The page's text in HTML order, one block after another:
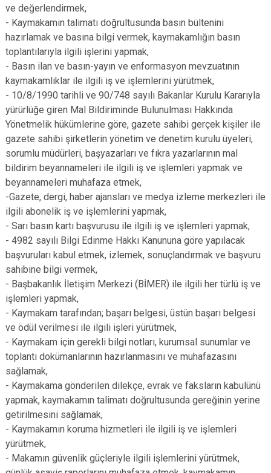
ve değerlendirmek,
- Kaymakamın talimatı doğrultusunda basın bültenini
hazırlamak ve basına bilgi vermek, kaymakamlığın basın
toplantılarıyla ilgili işlerini yapmak,
- Basın ilan ve basın-yayın ve enformasyon mevzuatının
kaymakamlıklar ile ilgili iş ve işlemlerini yürütmek,
- 10/8/1990 tarihli ve 90/748 sayılı Bakanlar Kurulu Kararıyla
yürürlüğe giren Mal Bildiriminde Bulunulması Hakkında
Yönetmelik hükümlerine göre, gazete sahibi gerçek kişiler ile
gazete sahibi şirketlerin yönetim ve denetim kurulu üyeleri,
sorumlu müdürleri, başyazarları ve fıkra yazarlarının mal
bildirim beyannameleri ile ilgili iş ve işlemleri yapmak ve
beyannameleri muhafaza etmek,
-Gazete, dergi, haber ajansları ve medya izleme merkezleri ile
ilgili abonelik iş ve işlemlerini yapmak,
- Sarı basın kartı başvurusu ile ilgili iş ve işlemleri yapmak,
- 4982 sayılı Bilgi Edinme Hakkı Kanununa göre yapılacak
başvuruları kabul etmek, izlemek, sonuçlandırmak ve başvuru
sahibine bilgi vermek,
- Başbakanlık İletişim Merkezi (BİMER) ile ilgili her türlü iş ve
işlemleri yapmak,
- Kaymakam tarafından; başarı belgesi, üstün başarı belgesi
ve ödül verilmesi ile ilgili işleri yürütmek,
- Kaymakam için gerekli bilgi notları, kurumsal sunumlar ve
toplantı dokümanlarının hazırlanmasını ve muhafazasını
sağlamak,
- Kaymakama gönderilen dilekçe, evrak ve faksların kabulünü
yapmak, kaymakamın talimatı doğrultusunda gereğinin yerine
getirilmesini sağlamak,
- Kaymakamın koruma hizmetleri ile ilgili iş ve işlemleri
yürütmek,
- Makamın güvenlik güçleriyle ilgili işlemlerini yürütmek,